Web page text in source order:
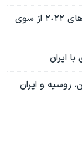
دیدگاه | یادداشت جو لیبرمن: بزرگ‌ترین چالش‌های ٢٠٢٢ از سوی
ایران